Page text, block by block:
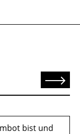
Senden
bist und